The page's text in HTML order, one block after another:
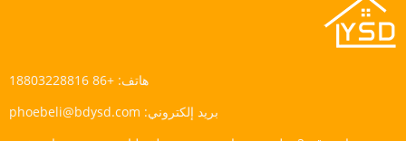
هاتف: +86 18803228816
بريد إلكتروني: phoebeli@bdysd.com